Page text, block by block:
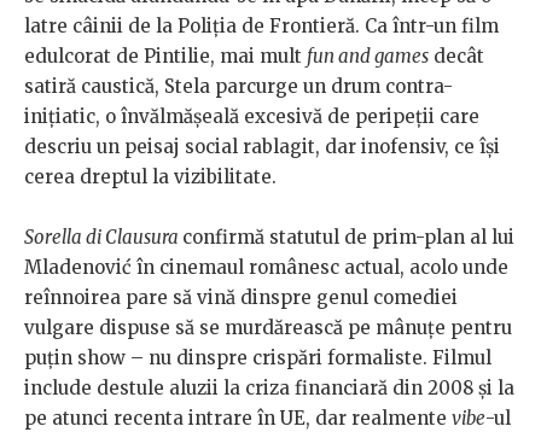
latre câinii de la Poliția de Frontieră. Ca într-un film
edulcorat de Pintilie, mai mult fun and games decât
satiră caustică, Stela parcurge un drum contra-
inițiatic, o învălmășeală excesivă de peripeții care
descriu un peisaj social rablagit, dar inofensiv, ce își
cerea dreptul la vizibilitate.
Sorella di Clausura confirmă statutul de prim-plan al lui
Mladenović în cinemaul românesc actual, acolo unde
reînnoirea pare să vină dinspre genul comediei
vulgare dispuse să se murdărească pe mânuțe pentru
puțin show – nu dinspre crispări formaliste. Filmul
include destule aluzii la criza financiară din 2008 și la
pe atunci recenta intrare în UE, dar realmente vibe-ul